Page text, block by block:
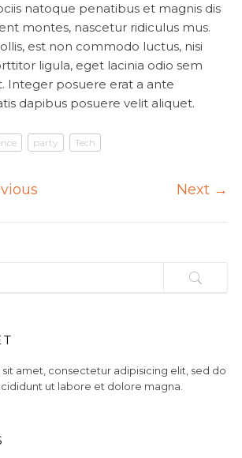
natoque penatibus et magnis dis
montes, nascetur ridiculus mus.
est non commodo luctus, nisi
ligula, eget lacinia odio sem
Integer posuere erat a ante
dapibus posuere velit aliquet.
party Tech
Next →
amet, consectetur adipisicing elit, sed do
ut labore et dolore magna.